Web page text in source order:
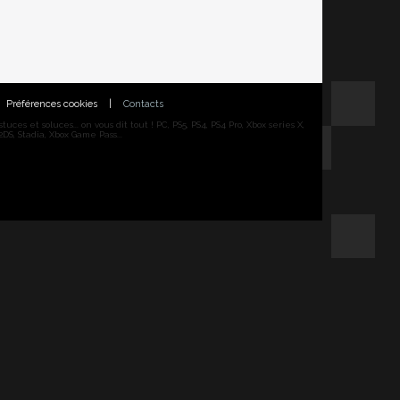
Préférences cookies Contacts
et soluces... on vous dit tout ! PC, PS5, PS4, PS4 Pro, Xbox series X,
Stadia, Xbox Game Pass...